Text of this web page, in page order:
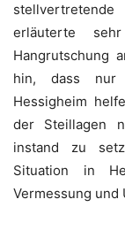
erläuterte
Hangrutschung
hin, dass nur
Hessigheim
der Steillagen
instand zu
Situation in
Vermessung und